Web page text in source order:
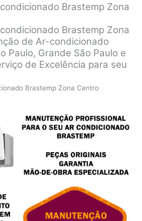
Brastemp Zona
Brastemp Zona
de Ar-condicionado
Paulo, Grande São Paulo e
de Excelência para seu
Brastemp Zona Centro